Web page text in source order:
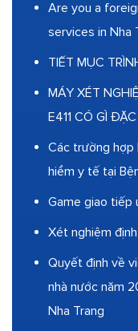
Are you a
services in Nha
TIẾT MỤC
MÁY XÉT
E411 CÓ GÌ
Các trường hợp
hiểm y tế tại
Game giao tiếp
Xét nghiệm
Quyết định về
nhà nước năm
Nha Trang